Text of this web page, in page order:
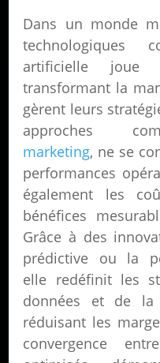
Dans un monde
technologiques
artificielle
transformant la
gèrent leurs
approches
marketing, ne se
performances
également les
bénéfices
Grâce à des
prédictive ou la
elle redéfinit les
données et de
réduisant les
convergence